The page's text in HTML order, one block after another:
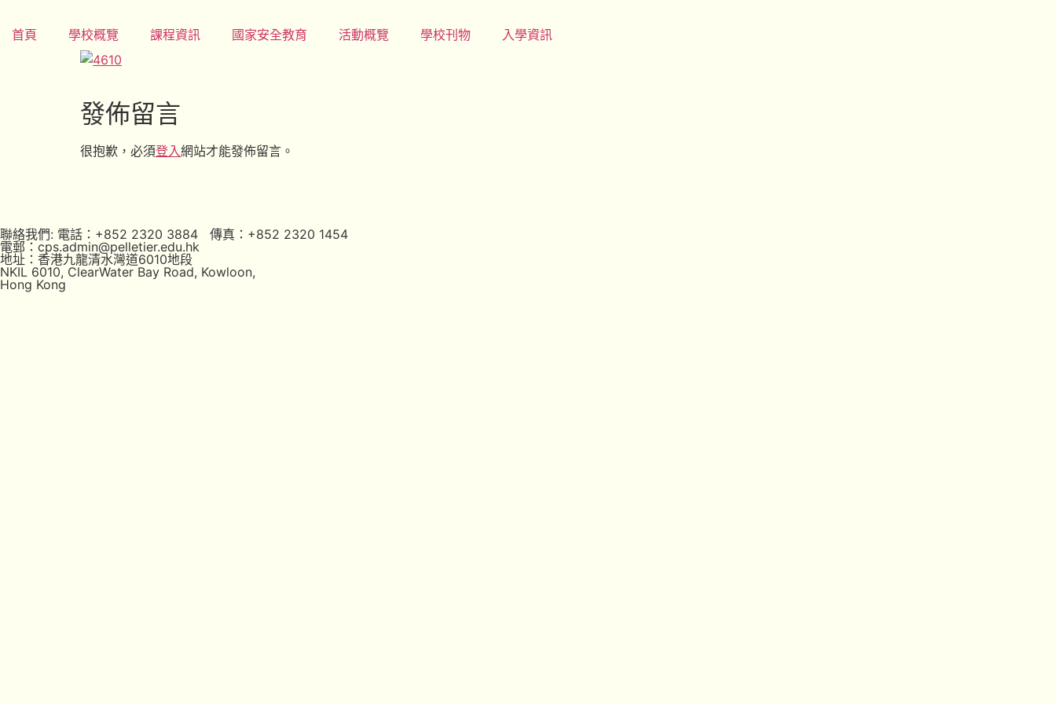
首頁 學校概覽 課程資訊 國家安全教育 活動概覽 學校刊物 入學資訊
發佈留言
很抱歉，必須登入網站才能發佈留言。
聯絡我們: 電話：+852 2320 3884 傳真：+852 2320 1454
電郵：cps.admin@pelletier.edu.hk
地址：香港九龍清水灣道6010地段
NKIL 6010, ClearWater Bay Road, Kowloon,
Hong Kong